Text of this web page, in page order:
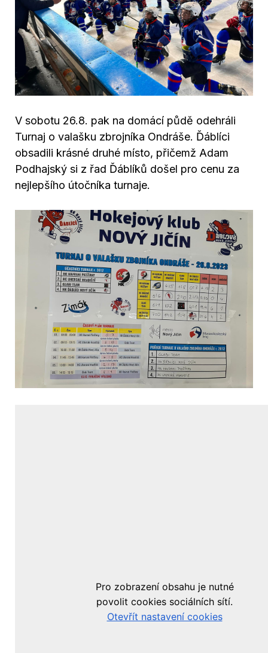
V sobotu 26.8. pak na domácí půdě odehráli
Turnaj o valašku zbrojníka Ondráše. Ďáblíci
obsadili krásné druhé místo, přičemž Adam
Podhajský si z řad Ďáblíků došel pro cenu za
nejlepšího útočníka turnaje.